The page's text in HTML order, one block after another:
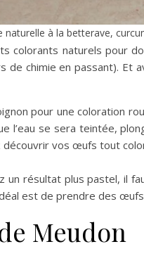
naturelle à la betterave,
colorants naturels pour
de chimie en passant). Et
pour une coloration
l’eau se sera teintée,
vos œufs tout
résultat plus pastel, il
est de prendre des
Meudon